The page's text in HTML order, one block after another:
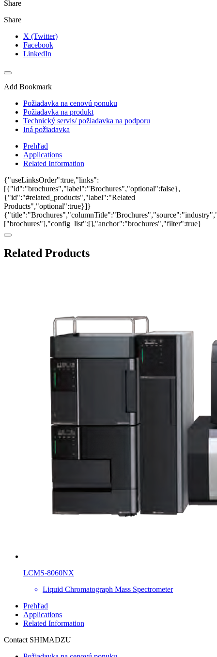
Share
Share
X (Twitter)
Facebook
LinkedIn
Add Bookmark
Požiadavka na cenovú ponuku
Požiadavka na produkt
Technický servis/ požiadavka na podporu
Iná požiadavka
Prehľad
Applications
Related Information
{"useLinksOrder":true,"links":
[{"id":"brochures","label":"Brochures","optional":false},
{"id":"#related_products","label":"Related
Products","optional":true}]}
["brochures"],"config_list":[],"anchor":"brochures","filter":true}
Related Products
LCMS-8060NX
Liquid Chromatograph Mass Spectrometer
Prehľad
Applications
Related Information
Contact SHIMADZU